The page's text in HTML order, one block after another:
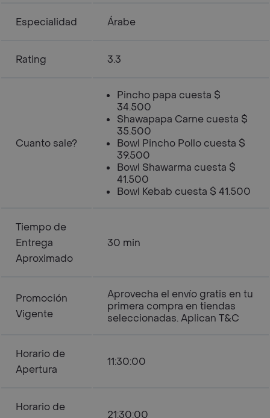
Especialidad Árabe
Rating 3.3
Cuanto sale?
Pincho papa cuesta $
34.500
Shawapapa Carne cuesta $
35.500
Bowl Pincho Pollo cuesta $
39.500
Bowl Shawarma cuesta $
41.500
Bowl Kebab cuesta $ 41.500
Tiempo de
Entrega
Aproximado
30 min
Promoción
Vigente
Aprovecha el envío gratis en tu
primera compra en tiendas
seleccionadas. Aplican T&C
Horario de
Apertura
11:30:00
Horario de
21:30:00